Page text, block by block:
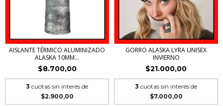
AISLANTE TÉRMICO ALUMINIZADO
ALASKA 10MM...
$8.700,00
3 cuotas sin interés de
$2.900,00
GORRO ALASKA LYRA UNISEX
INVIERNO
$21.000,00
3 cuotas sin interés de
$7.000,00